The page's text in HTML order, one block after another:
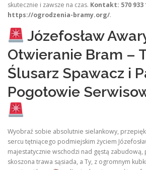
skutecznie i zawsze na czas. Kontakt: 570 933
https://ogrodzenia-bramy.org/.
Józefosław
Otwieranie Bram –
Ślusarz Spawacz i
Pogotowie
Wyobraź sobie absolutnie sielankowy,
sercu tętniącego podmiejskim życiem
majestatycznie wschodzi nad gęstą zabudową,
skoszona trawa sąsiada, a Ty, z ogromnym